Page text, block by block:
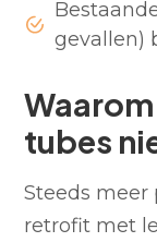
gevallen)
tubes
Steeds meer
retrofit met